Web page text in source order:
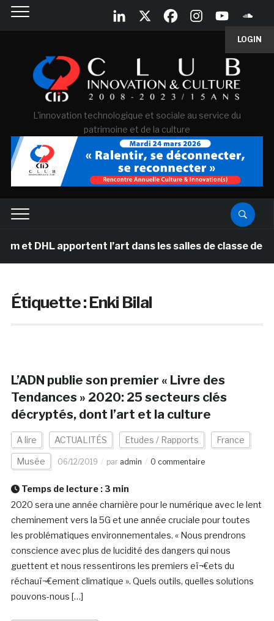
LOGIN
L'innovation technologique et sociale au service du
patrimoine et de la culture
et DHL apportent l’art dans les salles de classe des
Étiquette :Enki Bilal
L’ADN publie son premier « Livre des
Tendances » 2020: 25 secteurs clés
décryptés, dont l’art et la culture
A lire ACTUALITÉS Etudes / Rapports France
Musée 06/12/2019 par admin 0 commentaire
Temps de lecture : 3 min
2020 sera une année charnière pour le numérique avec le lent
cheminement vers la 5G et une année cruciale pour toutes
les problématiques environnementales. « Nous prendrons
conscience avec plus de lucidité des dangers qui nous
guettent et nous ressentirons les premiers eï¬€ets du
réchauï¬€ement climatique ». Quels outils, quelles solutions
pouvons-nous […]